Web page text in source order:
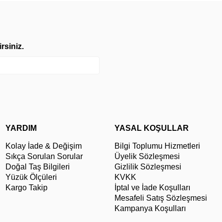
YARDIM
Kolay İade & Değişim
Sıkça Sorulan Sorular
Doğal Taş Bilgileri
Yüzük Ölçüleri
Kargo Takip
YASAL KOŞULLAR
Bilgi Toplumu Hizmetleri
Üyelik Sözleşmesi
Gizlilik Sözleşmesi
KVKK
İptal ve İade Koşulları
Mesafeli Satış Sözleşmesi
Kampanya Koşulları